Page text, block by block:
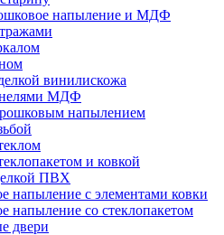
напыление и МДФ
винилискожа
МДФ
напылением
и ковкой
ПВХ
напыление с элементами ковки
напыление со стеклопакетом
двери